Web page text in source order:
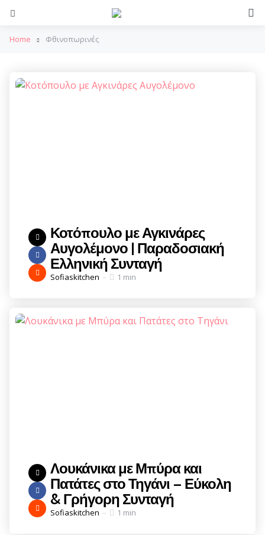
Home Φθινοπωρινές
Κοτόπουλο με Αγκινάρες
Αυγολέμονο | Παραδοσιακή
Ελληνική Συνταγή
Posted
Sofiaskitchen 1 min
Λουκάνικα με Μπύρα και
Πατάτες στο Τηγάνι – Εύκολη
& Γρήγορη Συνταγή
Posted
Sofiaskitchen 1 min